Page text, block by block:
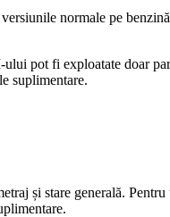
normale pe
pot fi exploatate doar
suplimentare.
și stare generală.